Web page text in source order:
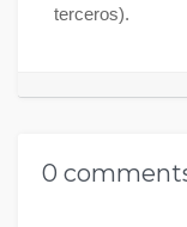
terceros).
0